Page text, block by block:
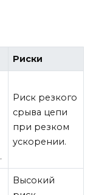
Риски
Риск резкого
срыва цепи
при резком
ускорении.
Высокий